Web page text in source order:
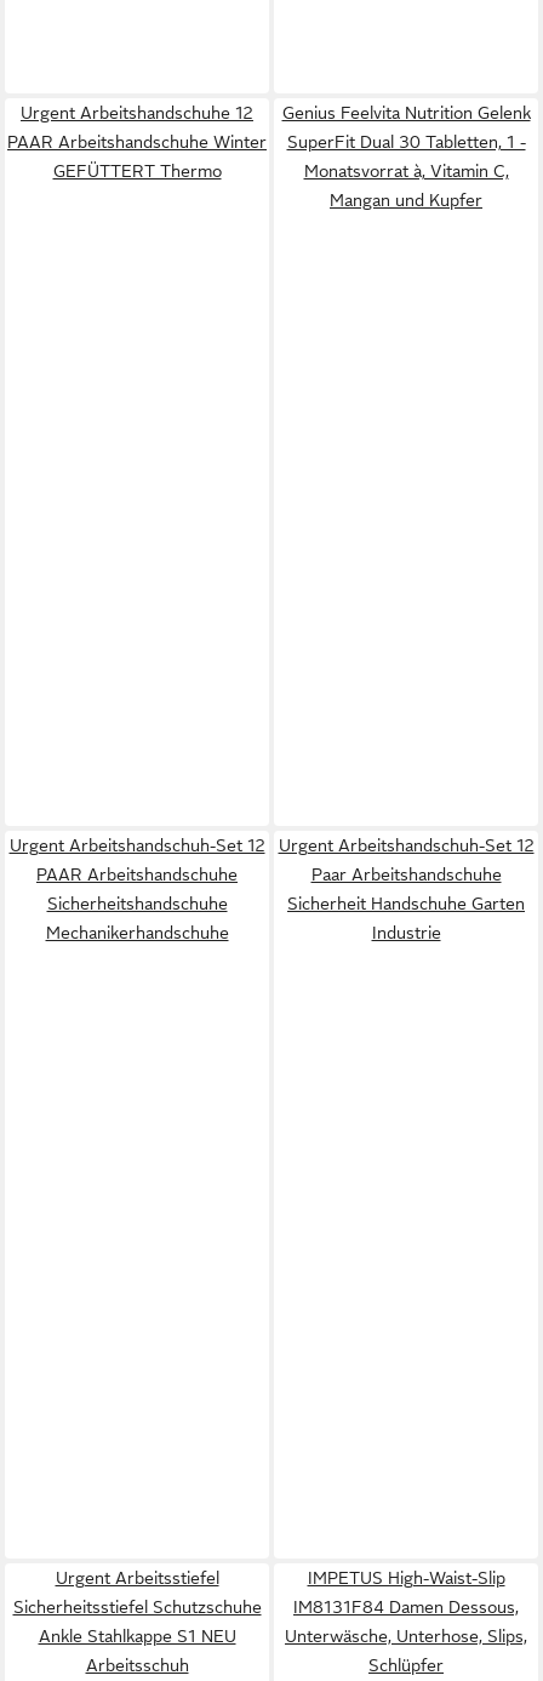
Urgent Arbeitshandschuhe 12
PAAR Arbeitshandschuhe Winter
GEFÜTTERT Thermo
Genius Feelvita Nutrition Gelenk
SuperFit Dual 30 Tabletten, 1 -
Monatsvorrat à, Vitamin C,
Mangan und Kupfer
Urgent Arbeitshandschuh-Set 12
PAAR Arbeitshandschuhe
Sicherheitshandschuhe
Mechanikerhandschuhe
Urgent Arbeitshandschuh-Set 12
Paar Arbeitshandschuhe
Sicherheit Handschuhe Garten
Industrie
Urgent Arbeitsstiefel
Sicherheitsstiefel Schutzschuhe
Ankle Stahlkappe S1 NEU
Arbeitsschuh
IMPETUS High-Waist-Slip
IM8131F84 Damen Dessous,
Unterwäsche, Unterhose, Slips,
Schlüpfer